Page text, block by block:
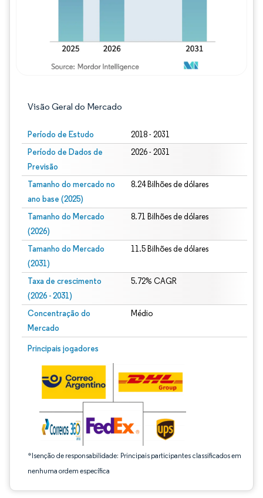
Visão Geral do Mercado
Período de Estudo 2018 - 2031
Período de Dados de
Previsão
2026 - 2031
Tamanho do mercado no
ano base (2025)
8.24 Bilhões de dólares
Tamanho do Mercado
(2026)
8.71 Bilhões de dólares
Tamanho do Mercado
(2031)
11.5 Bilhões de dólares
Taxa de crescimento
(2026 - 2031)
5.72% CAGR
Concentração do
Mercado
Médio
Principais jogadores
*Isenção de responsabilidade: Principais participantes classificados em
nenhuma ordem específica
Imagem © Mordor Intelligence. O reuso requer atribuição conforme CC BY 4.0.